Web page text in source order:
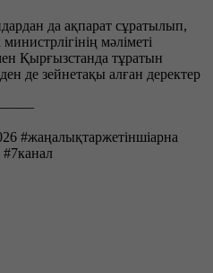
да ақпарат сұратылып,
мәліметі
Қырғызстанда тұратын
де зейнетақы алған деректер
#жаңалықтаржетіншіарна